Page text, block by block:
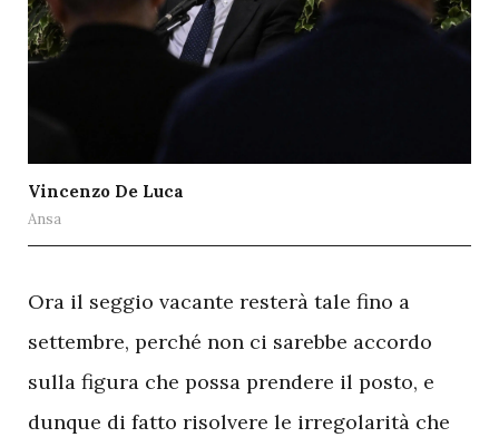
Vincenzo De Luca
Ansa
Ora il seggio vacante resterà tale fino a
settembre, perché non ci sarebbe accordo
sulla figura che possa prendere il posto, e
dunque di fatto risolvere le irregolarità che